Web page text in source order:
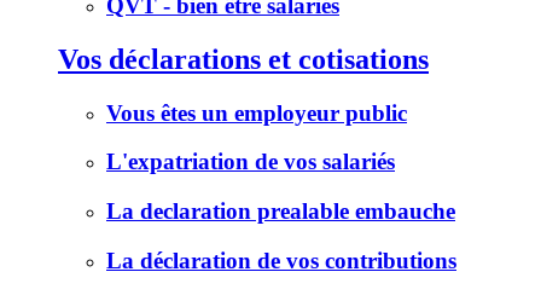
Vos déclarations et cotisations
Vous êtes un employeur public
L'expatriation de vos salariés
La declaration prealable embauche
La déclaration de vos contributions